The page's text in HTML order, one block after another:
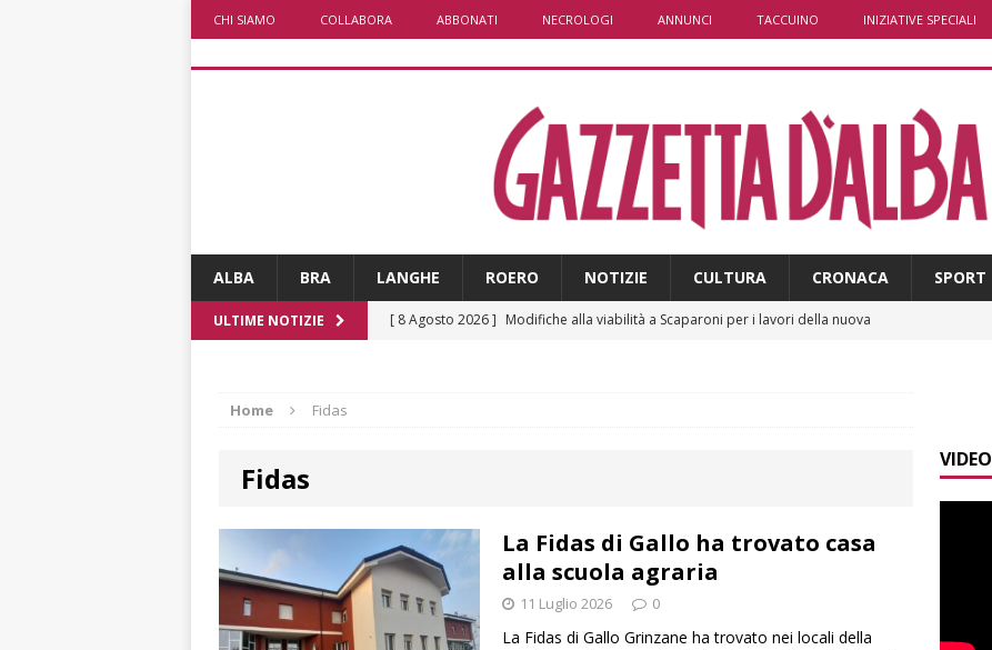
CHI SIAMO COLLABORA ABBONATI NECROLOGI ANNUNCI TACCUINO INIZIATIVE SPECIALI
ALBA BRA LANGHE ROERO NOTIZIE CULTURA CRONACA SPORT
ULTIME NOTIZIE [ 8 Agosto 2026 ] Modifiche alla viabilità a Scaparoni per i lavori della nuova
[ 8 Agosto 2026 ]
La festa di San Rocco dimostra che Santo Stefano Belbo è un
paese attivo
LANGHE
[ 8 Agosto 2026 ]
Home Fidas
Fidas
La Fidas di Gallo ha trovato casa
alla scuola agraria
11 Luglio 2026 0
La Fidas di Gallo Grinzane ha trovato nei locali della
VIDEO